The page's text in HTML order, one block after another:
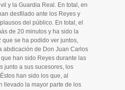
y la Guardia Real. En total, en
desfilado ante los Reyes y
del público. En total, el
de 20 minutos y ha sido la
que se ha podido ver juntos,
abdicación de Don Juan Carlos
han sido Reyes durante las
junto a sus sucesores, los
han sido los que, al
llevado la mayor parte de los